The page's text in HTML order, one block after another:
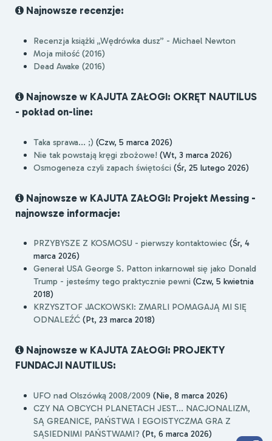
Najnowsze recenzje:
Recenzja książki „Wędrówka dusz” - Michael Newton
Moja miłość (2016)
Dead Awake (2016)
Najnowsze w KAJUTA ZAŁOGI: OKRĘT NAUTILUS
- pokład on-line:
Taka sprawa... ;) (Czw, 5 marca 2026)
Nie tak powstają kręgi zbożowe! (Wt, 3 marca 2026)
Osmogeneza czyli zapach świętości (Śr, 25 lutego 2026)
Najnowsze w KAJUTA ZAŁOGI: Projekt Messing -
najnowsze informacje:
PRZYBYSZE Z KOSMOSU - pierwszy kontaktowiec (Śr, 4
marca 2026)
Generał USA George S. Patton inkarnował się jako Donald
Trump - jesteśmy tego praktycznie pewni (Czw, 5 kwietnia
2018)
KRZYSZTOF JACKOWSKI: ZMARLI POMAGAJĄ MI SIĘ
ODNALEŹĆ (Pt, 23 marca 2018)
Najnowsze w KAJUTA ZAŁOGI: PROJEKTY
FUNDACJI NAUTILUS:
UFO nad Olszówką 2008/2009 (Nie, 8 marca 2026)
CZY NA OBCYCH PLANETACH JEST... NACJONALIZM,
SĄ GREANICE, PAŃSTWA I EGOISTYCZMA GRA Z
SĄSIEDNIMI PAŃSTWAMI? (Pt, 6 marca 2026)